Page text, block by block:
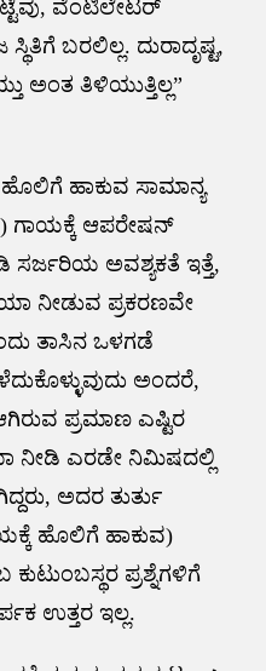
ವೆಂಟಿಲೇಟರ್
ಬರಲಿಲ್ಲ. ದುರಾದೃಷ್ಟ,
ಅಂತ ತಿಳಿಯುತ್ತಿಲ್ಲ”
ಹಾಕುವ ಸಾಮಾನ್ಯ
ಗಾಯಕ್ಕೆ ಆಪರೇಷನ್
ಸರ್ಜರಿಯ ಅವಶ್ಯಕತೆ ಇತ್ತೆ,
ನೀಡುವ ಪ್ರಕರಣವೇ
ತಾಸಿನ ಒಳಗಡೆ
ಅಂದರೆ,
ಪ್ರಮಾಣ ಎಷ್ಟಿರ
ನೀಡಿ ಎರಡೇ ನಿಮಿಷದಲ್ಲಿ
ಅದರ ತುರ್ತು
ಹೊಲಿಗೆ ಹಾಕುವ)
ಪ್ರಶ್ನೆಗಳಿಗೆ
ಉತ್ತರ ಇಲ್ಲ.